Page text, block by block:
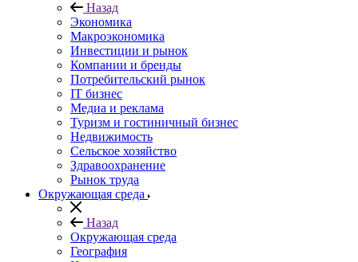
Назад
Экономика
Макроэкономика
Инвестиции и рынок
Компании и бренды
Потребительский рынок
IT бизнес
Медиа и реклама
Туризм и гостиничный бизнес
Недвижимость
Сельское хозяйство
Здравоохранение
Рынок труда
Окружающая среда
Назад
Окружающая среда
География